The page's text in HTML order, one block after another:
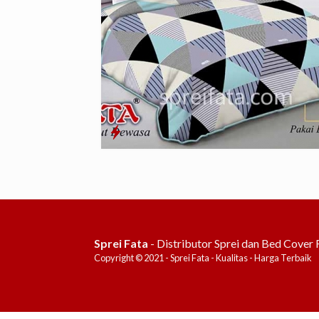
Sprei Fata - Distributor Sprei dan Bed Cover
Copyright © 2021 - Sprei Fata - Kualitas - Harga Terbaik